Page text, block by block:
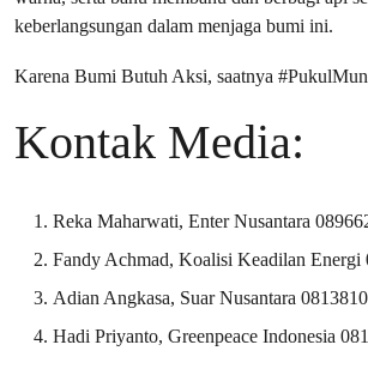
keberlangsungan dalam menjaga bumi ini.
Karena Bumi Butuh Aksi, saatnya
Kontak Media:
Reka Maharwati, Enter Nusantara
Fandy Achmad, Koalisi Keadilan Energi
Adian Angkasa, Suar Nusantara
Hadi Priyanto, Greenpeace Indonesia